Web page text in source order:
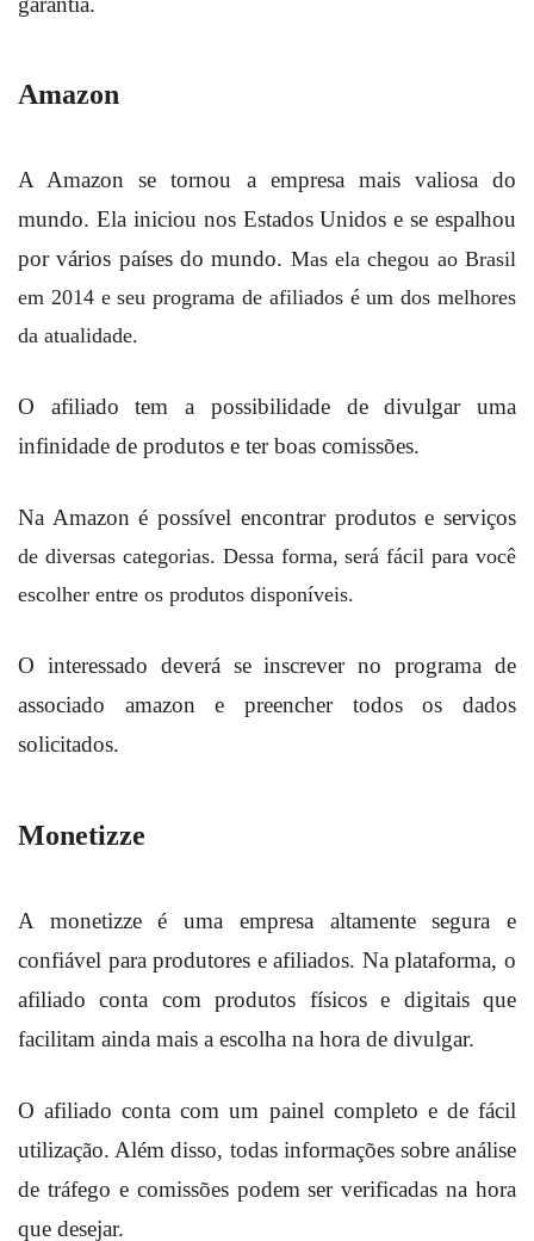
Amazon
A Amazon se tornou a empresa mais valiosa do
mundo. Ela iniciou nos Estados Unidos e se espalhou
por vários países do mundo. Mas ela chegou ao Brasil
em 2014 e seu programa de afiliados é um dos melhores
da atualidade.
O afiliado tem a possibilidade de divulgar uma
infinidade de produtos e ter boas comissões.
Na Amazon é possível encontrar produtos e serviços
de diversas categorias. Dessa forma, será fácil para você
escolher entre os produtos disponíveis.
O interessado deverá se inscrever no programa de
associado amazon e preencher todos os dados
solicitados.
Monetizze
A monetizze é uma empresa altamente segura e
confiável para produtores e afiliados. Na plataforma, o
afiliado conta com produtos físicos e digitais que
facilitam ainda mais a escolha na hora de divulgar.
O afiliado conta com um painel completo e de fácil
utilização. Além disso, todas informações sobre análise
de tráfego e comissões podem ser verificadas na hora
que desejar.